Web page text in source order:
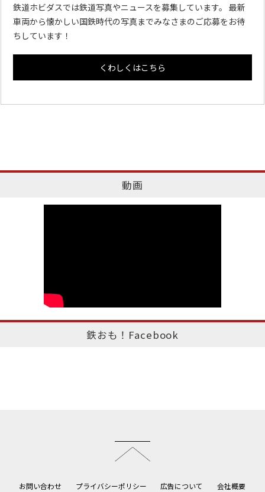
鉄道ホビダスでは鉄道写真やニュースを募集しています。 最新
車両から懐かしい国鉄時代の写真までみなさまのご応募をお待
ちしています！
くわしくはこちら
動画
鉄おも！Facebook
お問い合わせ プライバシーポリシー 広告について 会社概要